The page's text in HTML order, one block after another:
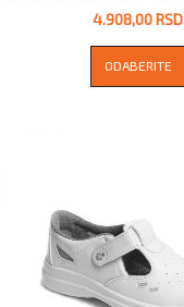
4.908,00 RSD
ODABERITE